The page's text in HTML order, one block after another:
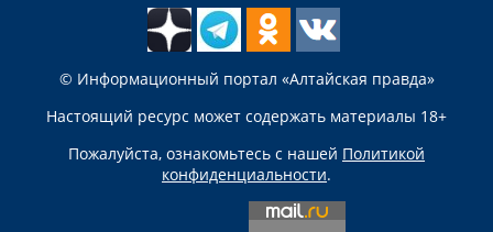
© Информационный портал «Алтайская правда»
Настоящий ресурс может содержать материалы 18+
Пожалуйста, ознакомьтесь с нашей Политикой
конфиденциальности.